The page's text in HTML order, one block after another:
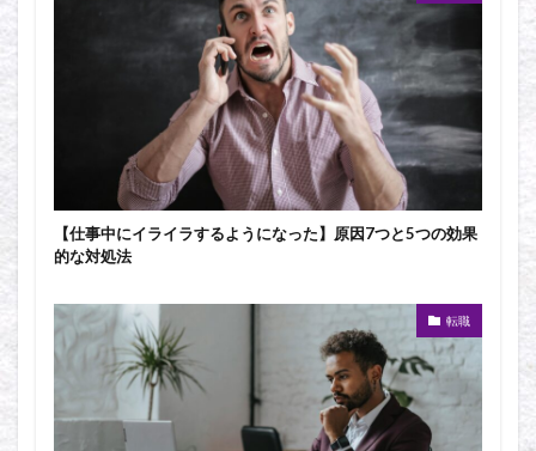
【仕事中にイライラするようになった】原因7つと5つの効果
的な対処法
転職